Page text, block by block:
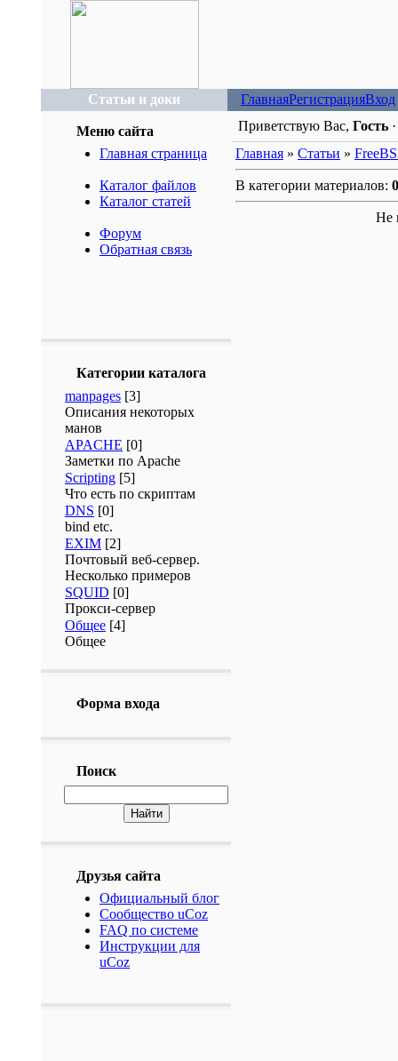
Статьи и доки ГлавнаяРегистрацияВход
Меню сайта
Главная страница
Каталог файлов
Каталог статей
Форум
Обратная связь
Категории каталога
manpages [3]
Описания некоторых
манов
APACHE [0]
Заметки по Apache
Scripting [5]
Что есть по скриптам
DNS [0]
bind etc.
EXIM [2]
Почтовый веб-сервер.
Несколько примеров
SQUID [0]
Прокси-сервер
Общее [4]
Общее
Форма входа
Поиск
Друзья сайта
Официальный блог
Сообщество uCoz
FAQ по системе
Инструкции для
uCoz
Приветствую Вас, Гость
Главная » Статьи »
В категории материалов: 0
Не